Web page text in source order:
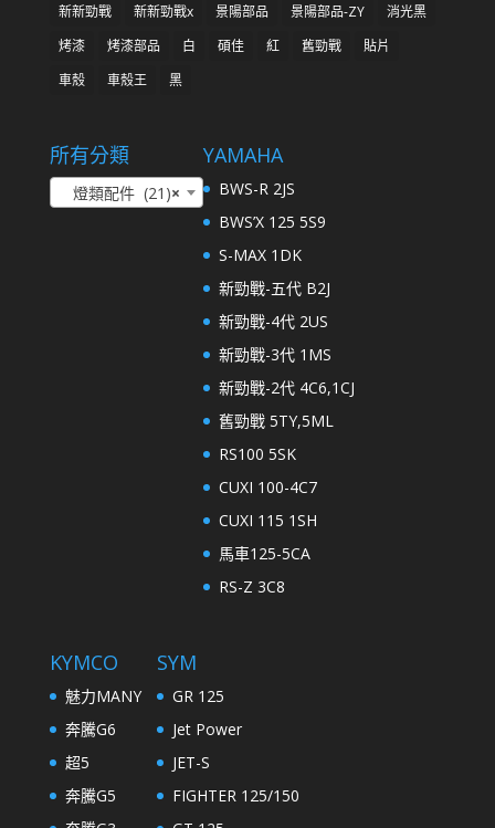
新新勁戰
新新勁戰x 景陽部品 景陽部品-ZY
消光黑
烤漆
烤漆部品 白 碩佳 紅 舊勁戰
貼片
車殼
車殼王 黑
所有分類
×
燈類配件 (21)
YAMAHA
BWS-R 2JS
BWS’X 125 5S9
S-MAX 1DK
新勁戰-五代 B2J
新勁戰-4代 2US
新勁戰-3代 1MS
新勁戰-2代 4C6,1CJ
舊勁戰 5TY,5ML
RS100 5SK
CUXI 100-4C7
CUXI 115 1SH
馬車125-5CA
RS-Z 3C8
KYMCO
魅力MANY
奔騰G6
超5
奔騰G5
SYM
GR 125
Jet Power
JET-S
FIGHTER 125/150